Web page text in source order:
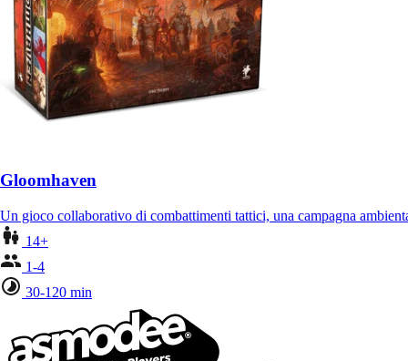
Gloomhaven
Un gioco collaborativo di combattimenti tattici, una campagna
14+
1-4
30-120 min